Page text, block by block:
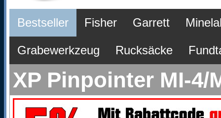
Bestseller Fisher Garrett
Grabewerkzeug Rucksäcke
XP Pinpointer MI-4/